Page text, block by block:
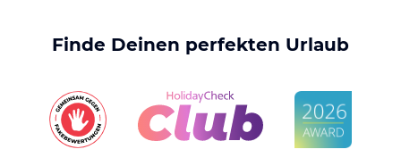
Finde Deinen perfekten Urlaub